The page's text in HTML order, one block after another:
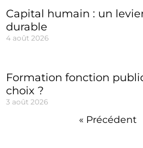
Capital humain : un
durable
4 août 2026
Formation fonction
choix ?
3 août 2026
« Précédent